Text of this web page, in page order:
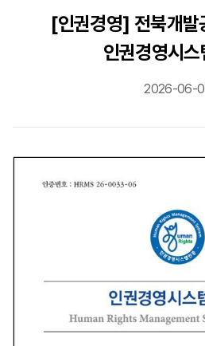
[인권경영] 전북개
인권경영시
2026-06-